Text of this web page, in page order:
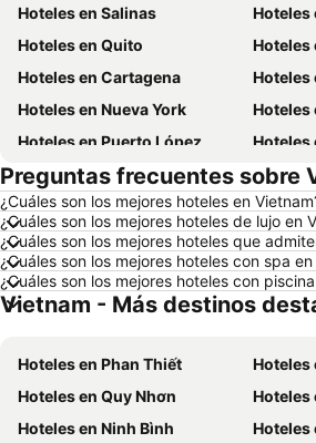
Hoteles en Salinas
Hoteles
Hoteles en Quito
Hoteles
Hoteles en Cartagena
Hoteles
Hoteles en Nueva York
Hoteles
Hoteles en Puerto López
Hoteles
Hoteles en Zorritos
Hoteles
Hoteles en Roma
Hoteles
Hoteles en Riobamba
Hoteles
Hoteles en Ambato
Hoteles
Hoteles en Loja
Hoteles
Hoteles en Panamá
Hoteles
Hoteles en Esmeraldas
Hoteles
Hoteles en Argentina
Hoteles
Preguntas frecuentes sobre
¿Cuáles son los mejores hoteles en
¿Cuáles son los mejores hoteles de lujo en
¿Cuáles son los mejores hoteles que
¿Cuáles son los mejores hoteles con spa
¿Cuáles son los mejores hoteles con
Vietnam - Más destinos
Hoteles en Phan Thiết
Hoteles
Hoteles en Quy Nhơn
Hoteles
Hoteles en Ninh Bình
Hoteles